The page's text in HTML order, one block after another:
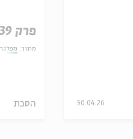
30.04.26
פרק 39 - מסוכסכים: מיהו עם?
מתוך:
הסכת